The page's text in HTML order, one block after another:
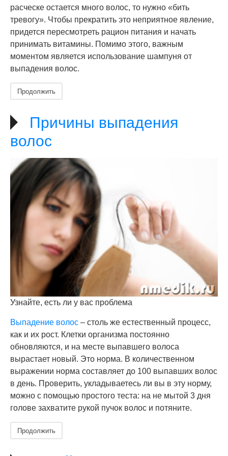
расческе остается много волос, то нужно «бить
тревогу». Чтобы прекратить это неприятное явление,
придется пересмотреть рацион питания и начать
принимать витамины. Помимо этого, важным
моментом является использование шампуня от
выпадения волос.
Продолжить
Причины выпадения
волос
Узнайте, есть ли у вас проблема
Выпадение волос – столь же естественный процесс,
как и их рост. Клетки организма постоянно
обновляются, и на месте выпавшего волоса
вырастает новый. Это норма. В количественном
выражении норма составляет до 100 выпавших волос
в день. Проверить, укладываетесь ли вы в эту норму,
можно с помощью простого теста: на не мытой 3 дня
голове захватите рукой пучок волос и потяните.
Продолжить